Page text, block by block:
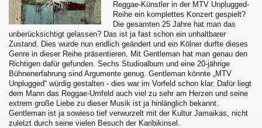
Reggae-Künstler in der MTV Unplugged-
Reihe ein komplettes Konzert gespielt?
Die gesamten 25 Jahre hat man das
unberücksichtigt gelassen? Das ist ja fast schon ein unhaltbarer
Zustand. Dies wurde nun endlich geändert und ein Kölner durfte dieses
Genre in dieser Reihe präsentieren. Mit Gentleman hat man genau den
Richtigen dafür gefunden. Sechs Studioalbum und eine 20-jährige
Bühnenerfahrung sind Argumente genug. Gentleman könnte „MTV
Unplugged“ würdig gestalten - dies war im Vorfeld schon klar. Dafür liegt
dem Mann das Reggae-Umfeld auch viel zu sehr am Herzen und seine
extrem große Liebe zu dieser Musik ist ja hinlänglich bekannt.
Gentleman ist ja sowieso tief verwurzelt mit der Kultur Jamaikas, nicht
zuletzt durch seine vielen Besuch der Karibikinsel.